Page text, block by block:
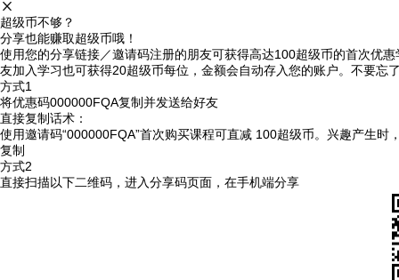
超级币不够？
分享也能赚取超级币哦！
使用您的分享链接／邀请码注册的朋友可获得高达100超级币的首次优
友加入学习也可获得20超级币每位，金额会自动存入您的账户。不要忘
方式1
将优惠码000000FQA复制并发送给好友
直接复制话术：
使用邀请码“000000FQA”首次购买课程可直减 100超级币。兴趣产生时
复制
方式2
直接扫描以下二维码，进入分享码页面，在手机端分享